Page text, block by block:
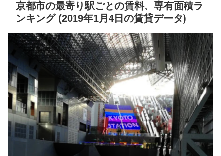
京都市の最寄り駅ごとの賃料、専有面積ラ
ンキング (2019年1月4日の賃貸データ)